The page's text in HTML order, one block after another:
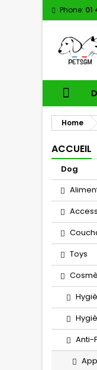
Phone: 01
Home
ACCUEIL
Dog
Toys
Anti-